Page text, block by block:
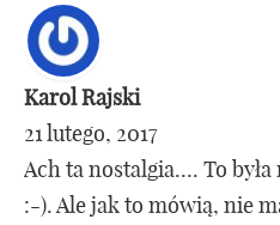
Karol Rajski
21 lutego, 2017
Ach ta nostalgia…. To
:-). Ale jak to mówią, nie